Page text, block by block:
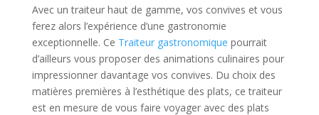
Avec un traiteur haut de gamme, vos convives et vous
ferez alors l’expérience d’une gastronomie
exceptionnelle. Ce Traiteur gastronomique pourrait
d’ailleurs vous proposer des animations culinaires pour
impressionner davantage vos convives. Du choix des
matières premières à l’esthétique des plats, ce traiteur
est en mesure de vous faire voyager avec des plats